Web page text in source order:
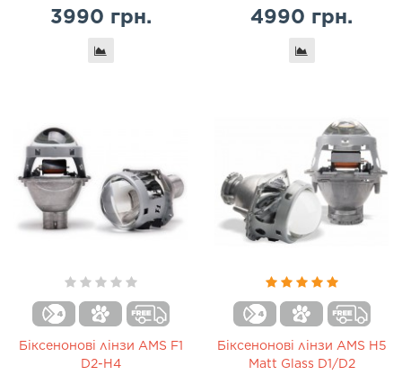
3990 грн. 4990 грн.
Біксенонові лінзи AMS F1
D2-H4
Біксенонові лінзи AMS H5
Matt Glass D1/D2